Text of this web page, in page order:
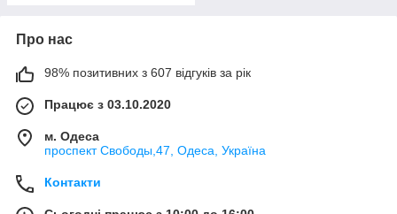
Про нас
98% позитивних з 607 відгуків за рік
Працює з 03.10.2020
м. Одеса
проспект Свободы,47, Одеса, Україна
Контакти